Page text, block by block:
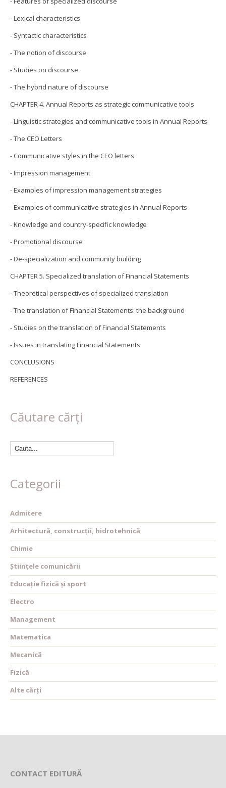
- Lexical characteristics
- Syntactic characteristics
- The notion of discourse
- Studies on discourse
- The hybrid nature of discourse
CHAPTER 4. Annual Reports as strategic communicative tools
- Linguistic strategies and communicative tools in Annual Reports
- The CEO Letters
- Communicative styles in the CEO letters
- Impression management
- Examples of impression management strategies
- Examples of communicative strategies in Annual Reports
- Knowledge and country-specific knowledge
- Promotional discourse
- De-specialization and community building
CHAPTER 5. Specialized translation of Financial Statements
- Theoretical perspectives of specialized translation
- The translation of Financial Statements: the background
- Studies on the translation of Financial Statements
- Issues in translating Financial Statements
CONCLUSIONS
REFERENCES
Căutare cărți
Categorii
Admitere
Arhitectură, construcții, hidrotehnică
Chimie
Științele comunicării
Educație fizică și sport
Electro
Management
Matematica
Mecanică
Fizică
Alte cărți
CONTACT EDITURĂ